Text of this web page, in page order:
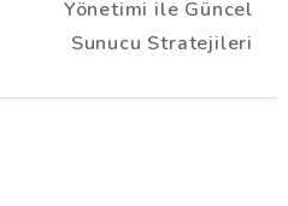
Yönetimi ile Güncel
Sunucu Stratejileri